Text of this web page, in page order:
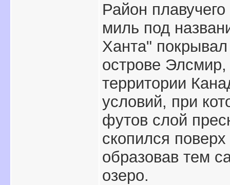
Район
миль под
Ханта"
острове
территории
условий, при
футов слой
скопился
образовав тем
озеро.